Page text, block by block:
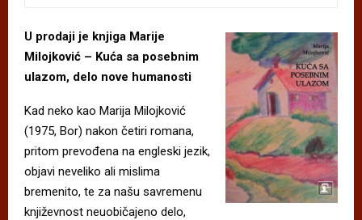
U prodaji je knjiga Marije
Milojković – Kuća sa posebnim
ulazom, delo nove humanosti
Kad neko kao Marija Milojković
(1975, Bor) nakon četiri romana,
pritom prevođena na engleski jezik,
objavi neveliko ali mislima
bremenito, te za našu savremenu
književnost neuobičajeno delo,